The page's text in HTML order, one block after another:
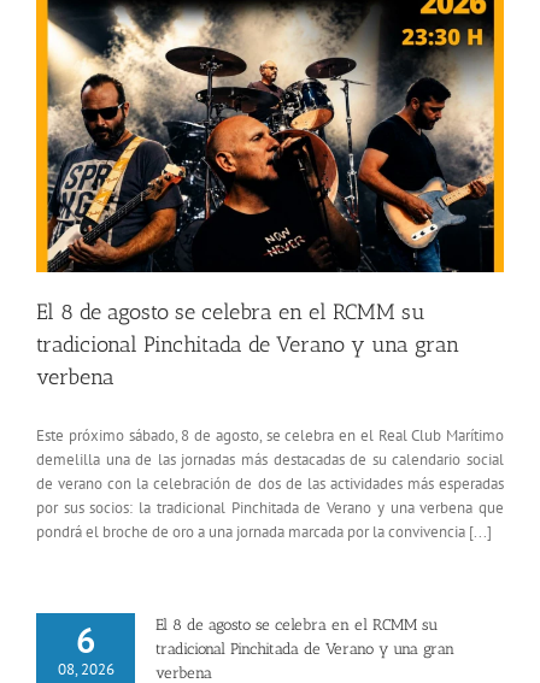
El 8 de agosto se celebra en el RCMM su
tradicional Pinchitada de Verano y una gran
verbena
Este próximo sábado, 8 de agosto, se celebra en el Real Club Marítimo
demelilla una de las jornadas más destacadas de su calendario social
de verano con la celebración de dos de las actividades más esperadas
por sus socios: la tradicional Pinchitada de Verano y una verbena que
pondrá el broche de oro a una jornada marcada por la convivencia [...]
6
08, 2026
El 8 de agosto se celebra en el RCMM su
tradicional Pinchitada de Verano y una gran
verbena